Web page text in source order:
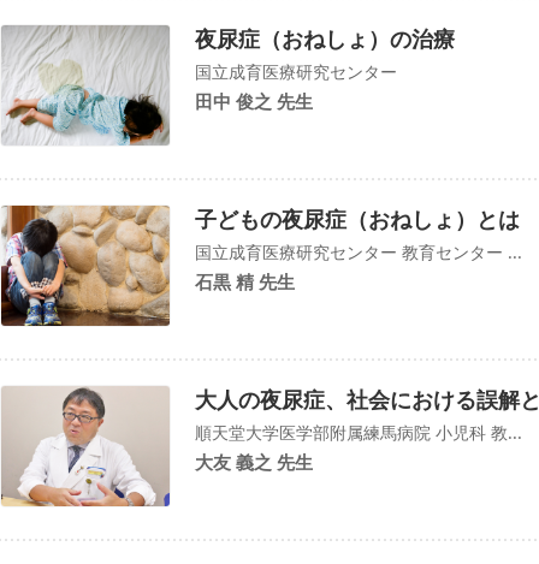
夜尿症（おねしょ）の治療
国立成育医療研究センター
田中 俊之 先生
子どもの夜尿症（おねしょ）とは
国立成育医療研究センター 教育センター ...
石黒 精 先生
大人の夜尿症、社会における誤解
順天堂大学医学部附属練馬病院 小児科 教...
大友 義之 先生